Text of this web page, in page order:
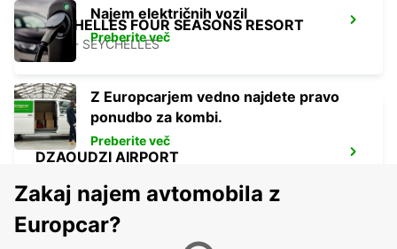
SEYCHELLES FOUR SEASONS RESORT
MAHE - SEYCHELLES
DZAOUDZI AIRPORT
Najem električnih vozil
Preberite več
Z Europcarjem vedno najdete pravo
ponudbo za kombi.
Preberite več
Zakaj najem avtomobila z
Europcar?